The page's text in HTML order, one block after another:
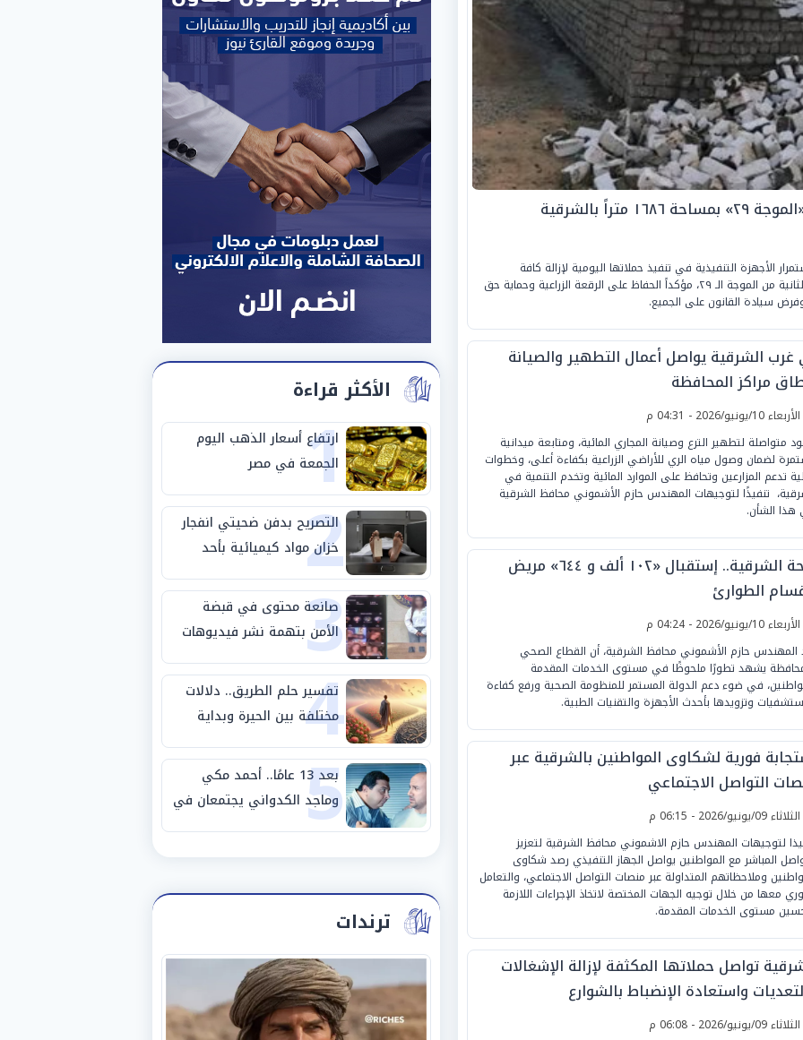
الأجهزة التنفيذية في تنفيذ حملاتها اليومية لإزالة كافة
التعديات المخالفة في المهد ضمن أعمال المرحلة الثانية من الموجة الـ ٢٩، مؤكداً الحفاظ على الرقعة الزراعية وحماية حق
سيادة القانون على الجميع.
غرب الشرقية يواصل أعمال التطهير والصيانة
مراكز المحافظة
الأربعاء 10/يونيو/2026 - 04:31 م
متواصلة لتطهير الترع وصيانة المجاري المائية، ومتابعة ميدانية
لضمان وصول مياه الري للأراضي الزراعية بكفاءة أعلى، وخطوات
تدعم المزارعين وتحافظ على الموارد المائية وتخدم التنمية في
تنفيذًا لتوجيهات المهندس حازم الأشموني محافظ الشرقية
الشأن.
صحة الشرقية.. إستقبال «١٠٢ ألف و ٦٤٤» مريض
الطوارئ
الأربعاء 10/يونيو/2026 - 04:24 م
المهندس حازم الأشموني محافظ الشرقية، أن القطاع الصحي
يشهد تطورًا ملحوظًا في مستوى الخدمات المقدمة
في ضوء دعم الدولة المستمر للمنظومة الصحية ورفع كفاءة
وتزويدها بأحدث الأجهزة والتقنيات الطبية.
فورية لشكاوى المواطنين بالشرقية عبر
التواصل الاجتماعي
الثلاثاء 09/يونيو/2026 - 06:15 م
لتوجيهات المهندس حازم الاشموني محافظ الشرقية لتعزيز
المباشر مع المواطنين يواصل الجهاز التنفيذي رصد شكاوى
وملاحظاتهم المتداولة عبر منصات التواصل الاجتماعي، والتعامل
معها من خلال توجيه الجهات المختصة لاتخاذ الإجراءات اللازمة
مستوى الخدمات المقدمة.
تواصل حملاتها المكثفة لإزالة الإشغالات
واستعادة الإنضباط بالشوارع
الثلاثاء 09/يونيو/2026 - 06:08 م
الأكثر قراءة
1
ارتفاع أسعار الذهب اليوم
الجمعة في مصر
2
التصريح بدفن ضحيتي انفجار
خزان مواد كيميائية بأحد
مصانع الفيوم
3
صانعة محتوى في قبضة
الأمن بتهمة نشر فيديوهات
خادشة للحياء
4
تفسير حلم الطريق.. دلالات
مختلفة بين الحيرة وبداية
مرحلة جديدة
5 بعد 13 عامًا.. أحمد مكي
وماجد الكدواني يجتمعان في
«فرصة سعيدة»
ترندات